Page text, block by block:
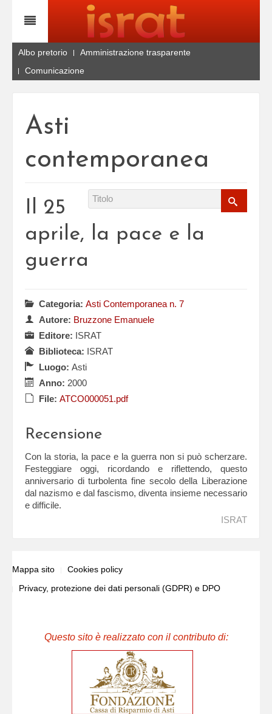
Albo pretorio
Amministrazione trasparente
Comunicazione
Asti
contemporanea
Il 25
aprile, la pace e la
guerra
Categoria: Asti Contemporanea n. 7
Autore: Bruzzone Emanuele
Editore: ISRAT
Biblioteca: ISRAT
Luogo: Asti
Anno: 2000
File: ATCO000051.pdf
Recensione
Con la storia, la pace e la guerra non si può scherzare.
Festeggiare oggi, ricordando e riflettendo, questo
anniversario di turbolenta fine secolo della Liberazione
dal nazismo e dal fascismo, diventa insieme necessario
e difficile.
ISRAT
Mappa sito
Cookies policy
Privacy, protezione dei dati personali (GDPR) e DPO
Questo sito è realizzato con il contributo di: